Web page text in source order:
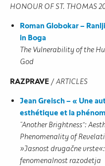
HONOUR OF ST. THOMAS
Roman Globokar –
in Boga
The Vulnerability of the
God
RAZPRAVE /ARTICLES
Jean Greisch – « Une
esthétique et la
“Another Brightness”:
Phenomenality of
»Jasnost drugačne
fenomenalnost razodetja